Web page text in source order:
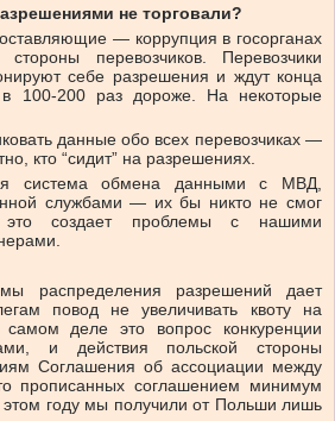
не торговали?
— коррупция в госорганах
перевозчиков. Перевозчики
себе разрешения и ждут конца
100-200 раз дороже. На некоторые
данные обо всех перевозчиках —
кто “сидит” на разрешениях.
система обмена данными с МВД,
службами — их бы никто не смог
создает проблемы с нашими
распределения разрешений дает
повод не увеличивать квоту на
деле это вопрос конкуренции
и действия польской стороны
Соглашения об ассоциации между
прописанных соглашением минимум
году мы получили от Польши лишь